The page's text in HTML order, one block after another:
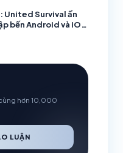
United Survival ấn
bến Android và iOS
hơn 10,000
LUẬN